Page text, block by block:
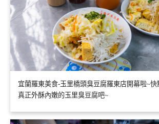
宜蘭羅東美食-玉里橋頭臭豆腐羅東店開幕啦~
真正外酥內嫩的玉里臭豆腐吧~